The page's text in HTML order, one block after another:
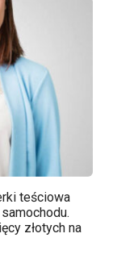
teściowa
złotych na